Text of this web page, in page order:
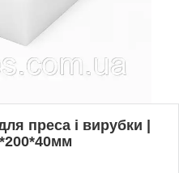
преса і вирубки |